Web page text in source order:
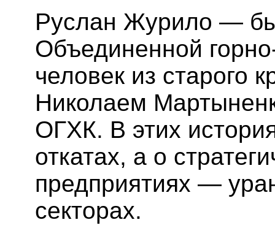
Руслан Журило —
Объединенной
человек из старого
Николаем
ОГХК. В этих
откатах, а о
предприятиях —
секторах.